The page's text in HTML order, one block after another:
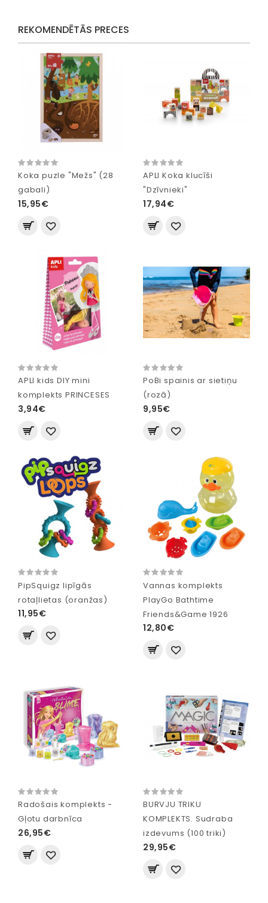
REKOMENDĒTĀS PRECES
Koka puzle "Mežs" (28
gabali)
15,95€
APLI Koka klucīši
"Dzīvnieki"
17,94€
APLI kids DIY mini
komplekts PRINCESES
3,94€
PoBi spainis ar sietiņu
(rozā)
9,95€
PipSquigz lipīgās
rotaļlietas (oranžas)
11,95€
Vannas komplekts
PlayGo Bathtime
Friends&Game 1926
12,80€
Radošais komplekts -
Gļotu darbnīca
26,95€
BURVJU TRIKU
KOMPLEKTS. Sudraba
izdevums (100 triki)
29,95€